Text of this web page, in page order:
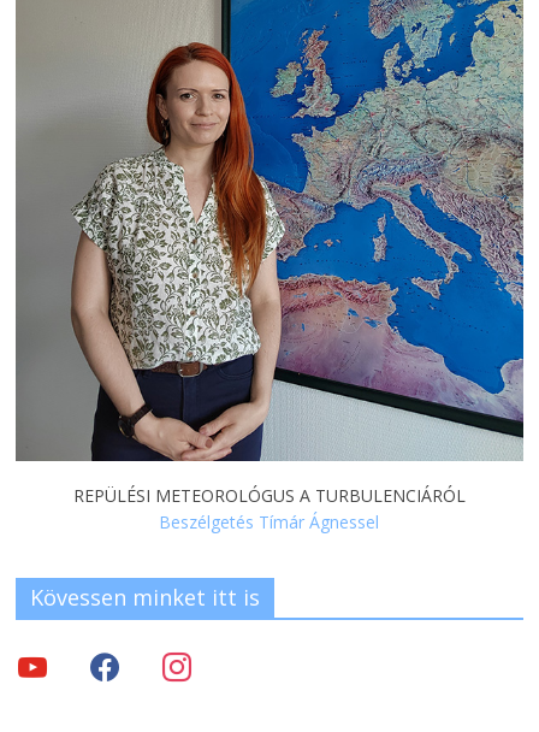
REPÜLÉSI METEOROLÓGUS A TURBULENCIÁRÓL
Beszélgetés Tímár Ágnessel
Kövessen minket itt is